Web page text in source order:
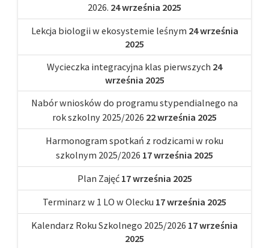
2026. 24 września 2025
Lekcja biologii w ekosystemie leśnym 24 września
2025
Wycieczka integracyjna klas pierwszych 24
września 2025
Nabór wniosków do programu stypendialnego na
rok szkolny 2025/2026 22 września 2025
Harmonogram spotkań z rodzicami w roku
szkolnym 2025/2026 17 września 2025
Plan Zajęć 17 września 2025
Terminarz w 1 LO w Olecku 17 września 2025
Kalendarz Roku Szkolnego 2025/2026 17 września
2025